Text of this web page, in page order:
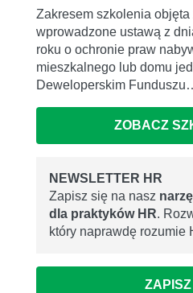
Zakresem szkolenia
wprowadzone ustawą z
roku o ochronie praw
mieszkalnego lub domu
Deweloperskim
ZOBACZ
NEWSLETTER HR
Zapisz się na nasz
dla praktyków HR.
który naprawdę rozumie
ZAPISZ